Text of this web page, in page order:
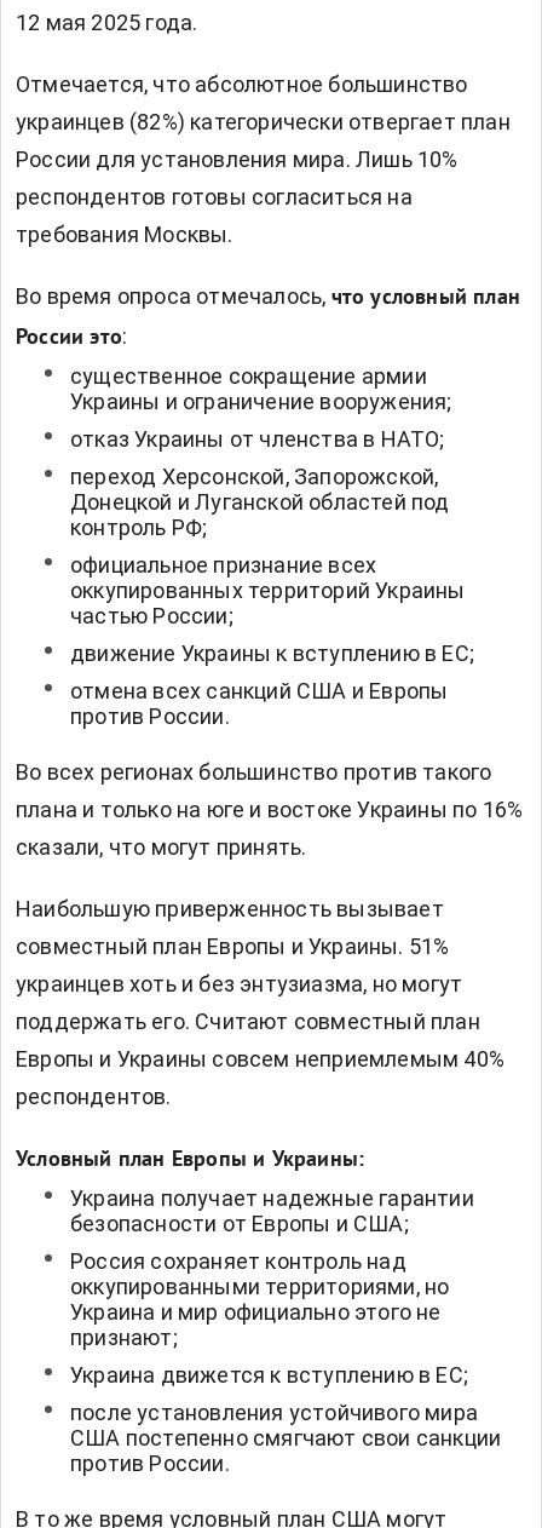
12 мая 2025 года.
Отмечается, что абсолютное большинство
украинцев (82%) категорически отвергает план
России для установления мира. Лишь 10%
респондентов готовы согласиться на
требования Москвы.
Во время опроса отмечалось, что условный план
России это:
существенное сокращение армии
Украины и ограничение вооружения;
отказ Украины от членства в НАТО;
переход Херсонской, Запорожской,
Донецкой и Луганской областей под
контроль РФ;
официальное признание всех
оккупированных территорий Украины
частью России;
движение Украины к вступлению в ЕС;
отмена всех санкций США и Европы
против России.
Во всех регионах большинство против такого
плана и только на юге и востоке Украины по 16%
сказали, что могут принять.
Наибольшую приверженность вызывает
совместный план Европы и Украины. 51%
украинцев хоть и без энтузиазма, но могут
поддержать его. Считают совместный план
Европы и Украины совсем неприемлемым 40%
респондентов.
Условный план Европы и Украины:
Украина получает надежные гарантии
безопасности от Европы и США;
Россия сохраняет контроль над
оккупированными территориями, но
Украина и мир официально этого не
признают;
Украина движется к вступлению в ЕС;
после установления устойчивого мира
США постепенно смягчают свои санкции
против России.
В то же время условный план США могут